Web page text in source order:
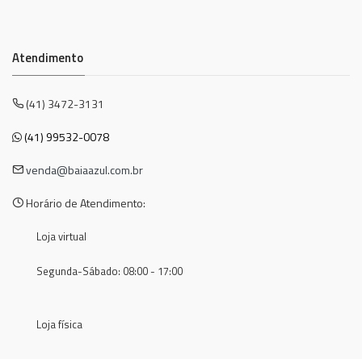
Atendimento
(41) 3472-3131
(41) 99532-0078
venda@baiaazul.com.br
Horário de Atendimento:
Loja virtual
Segunda-Sábado: 08:00 - 17:00
Loja física